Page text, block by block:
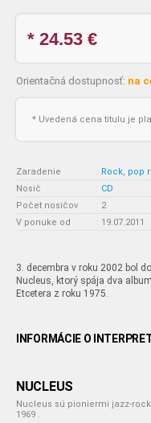
* 24.53 €
Orientačná dostupnosť: na
* Uvedená cena titulu je
Zaradenie : Rock, pop
Nosič
: CD
Počet nosičov
: 2
V ponuke od
: 19.07.2011
3. decembra v roku 2002 bol
Nucleus, ktorý spája dva
Etcetera z roku 1975.
INFORMÁCIE O
NUCLEUS
Nucleus sú pioniermi jazz-
1969 .